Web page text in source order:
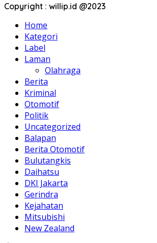
Copyright : willip.id @2023
Home
Kategori
Label
Laman
Olahraga
Berita
Kriminal
Otomotif
Politik
Uncategorized
Balapan
Berita Otomotif
Bulutangkis
Daihatsu
DKI Jakarta
Gerindra
Kejahatan
Mitsubishi
New Zealand